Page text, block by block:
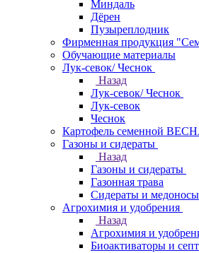
Миндаль
Дёрен
Пузыреплодник
Фирменная продукция
Обучающие материалы
Лук-севок/ Чеснок
Назад
Лук-севок/ Чеснок
Лук-севок
Чеснок
Картофель семенной
Газоны и сидераты
Назад
Газоны и сидераты
Газонная трава
Сидераты и медоносы
Агрохимия и удобрения
Назад
Агрохимия и
Биоактиваторы и